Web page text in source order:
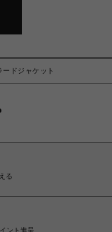
ードジャケット
る
ント進呈